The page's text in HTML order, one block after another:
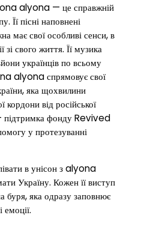
alyona — це справжній
Її пісні наповнені
має свої особливі сенси, в
зі свого життя. Її музика
українців по всьому
alyona спрямовує свої
яка щохвилини
від російської
- підтримка фонду Revived
у протезуванні
в унісон з alyona
Україну. Кожен її виступ
буря, яка одразу заповнює
емоції.